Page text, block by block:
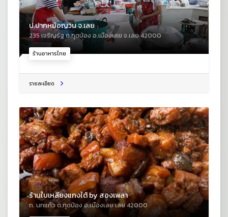
ร้านอาหารไทย
ป.ปากหม้อญวน จ.เลย
235 เจริญรัฐ ต.กุดป่อง อ.เมืองเลย จ.เลย 42000
รายละเอียด
ร้านใบเหลียงแกงใต้ by สองเพลา
ถ. นกแก้ว ต.กุดป่อง อ.เมืองเลย เลย 42000